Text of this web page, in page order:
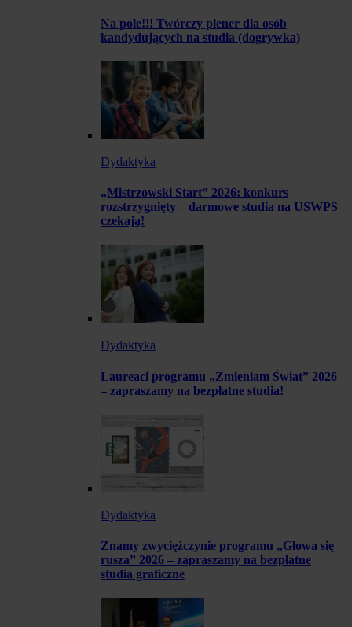
Na pole!!! Twórczy plener dla osób
kandydujących na studia (dogrywka)
Dydaktyka
„Mistrzowski Start” 2026: konkurs
rozstrzygnięty – darmowe studia na USWPS
czekają!
Dydaktyka
Laureaci programu „Zmieniam Świat” 2026
– zapraszamy na bezpłatne studia!
Dydaktyka
Znamy zwyciężczynie programu „Głowa się
rusza” 2026 – zapraszamy na bezpłatne
studia graficzne